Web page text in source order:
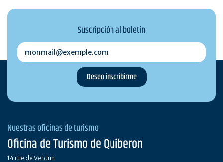
Suscripción al boletín
monmail@exemple.com
Nuestras oficinas de turismo
Oficina de Turismo de Quiberon
14 rue de Verdun